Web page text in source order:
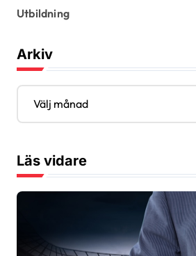
Utbildning
Arkiv
A
k
vLäs vidare